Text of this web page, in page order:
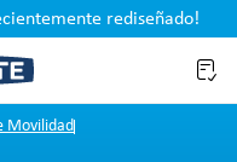
rediseñado!
Movilidad